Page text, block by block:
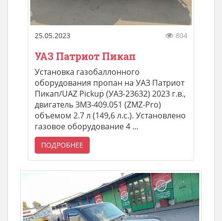
25.05.2023 804
УАЗ Патриот Пикап
Установка газобаллонного
оборудования пропан на УАЗ Патриот
Пикап/UAZ Pickup (УАЗ-23632) 2023 г.в.,
двигатель ЗМЗ-409.051 (ZMZ-Pro)
объемом 2.7 л (149,6 л.с.). Установлено
газовое оборудование 4 ...
ПОДРОБНЕЕ